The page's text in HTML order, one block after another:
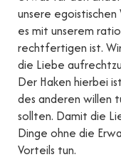
unsere
es mit unserem
rechtfertigen ist.
die Liebe
Der Haken hierbei
des anderen willen
sollten. Damit die
Dinge ohne die
Vorteils tun.